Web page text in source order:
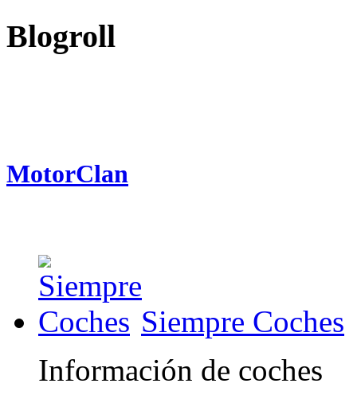
Blogroll
MotorClan
Siempre Coches
Información de coches